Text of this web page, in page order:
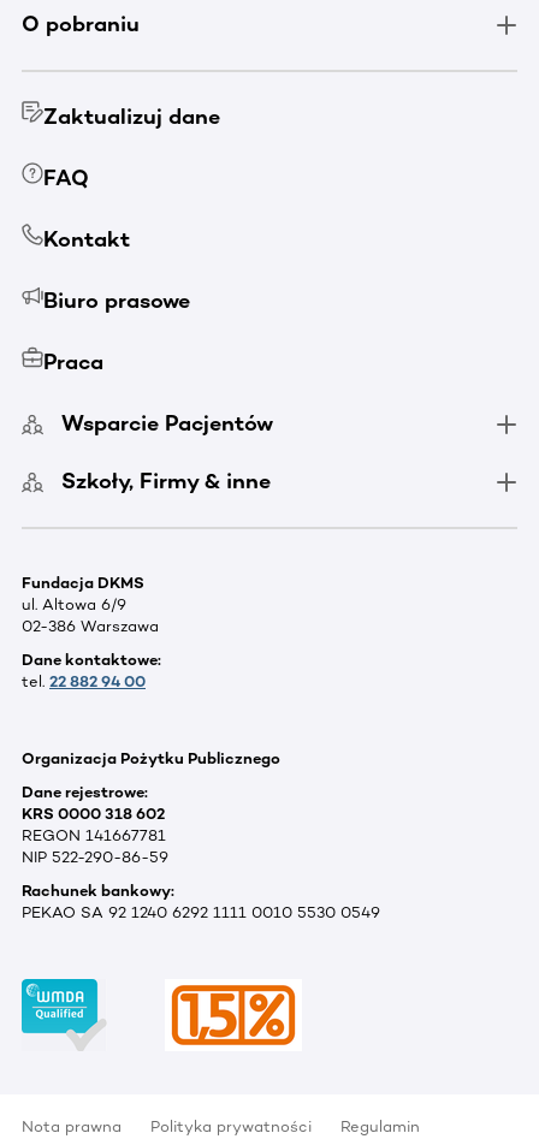
O pobraniu
Zaktualizuj dane
FAQ
Kontakt
Biuro prasowe
Praca
Wsparcie Pacjentów
Szkoły, Firmy & inne
Fundacja DKMS
ul. Altowa 6/9
02-386 Warszawa
Dane kontaktowe:
tel. 22 882 94 00
Organizacja Pożytku Publicznego
Dane rejestrowe:
KRS 0000 318 602
REGON 141667781
NIP 522-290-86-59
Rachunek bankowy:
PEKAO SA 92 1240 6292 1111 0010 5530 0549
Nota prawna Polityka prywatności Regulamin